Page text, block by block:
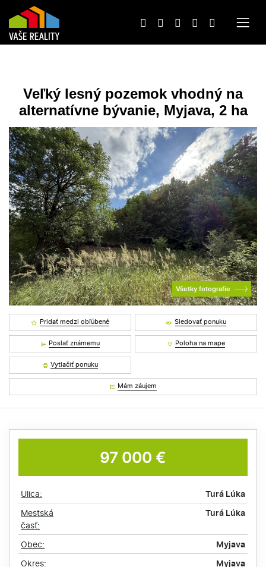
Veľký lesný pozemok vhodný na
alternatívne bývanie, Myjava, 2 ha
Všetky fotografie
Pridať medzi obľúbené Sledovať ponuku
Poslať známemu Poloha na mape
Vytlačiť ponuku
Mám záujem
97 000 €
Ulica:
Turá Lúka
Mestská
časť:
Turá Lúka
Obec:
Myjava
Okres:
Myjava